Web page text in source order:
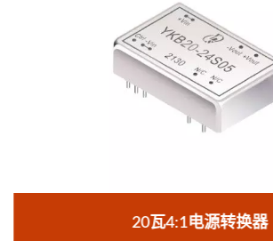
20瓦4:1电源转换器